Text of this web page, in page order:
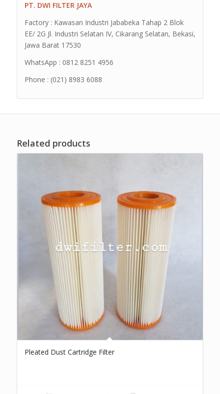
PT. DWI FILTER JAYA
Factory : Kawasan Industri Jababeka Tahap 2 Blok
EE/ 2G Jl. Industri Selatan IV, Cikarang Selatan, Bekasi,
Jawa Barat 17530
WhatsApp : 0812 8251 4956
Phone : (021) 8983 6088
Related products
Pleated Dust Cartridge Filter